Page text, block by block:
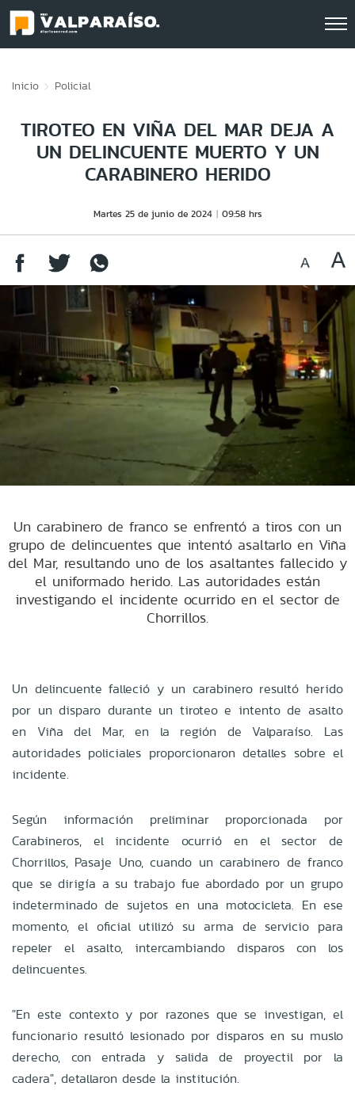
Inicio Policial
TIROTEO EN VIÑA DEL MAR DEJA A
UN DELINCUENTE MUERTO Y UN
CARABINERO HERIDO
Martes 25 de junio de 2024 09:58 hrs
Un carabinero de franco se enfrentó a tiros con un
grupo de delincuentes que intentó asaltarlo en Viña
del Mar, resultando uno de los asaltantes fallecido y
el uniformado herido. Las autoridades están
investigando el incidente ocurrido en el sector de
Chorrillos.
Un delincuente falleció y un carabinero resultó herido
por un disparo durante un tiroteo e intento de asalto
en Viña del Mar, en la región de Valparaíso. Las
autoridades policiales proporcionaron detalles sobre el
incidente.
Según información preliminar proporcionada por
Carabineros, el incidente ocurrió en el sector de
Chorrillos, Pasaje Uno, cuando un carabinero de franco
que se dirigía a su trabajo fue abordado por un grupo
indeterminado de sujetos en una motocicleta. En ese
momento, el oficial utilizó su arma de servicio para
repeler el asalto, intercambiando disparos con los
delincuentes.
"En este contexto y por razones que se investigan, el
funcionario resultó lesionado por disparos en su muslo
derecho, con entrada y salida de proyectil por la
cadera", detallaron desde la institución.